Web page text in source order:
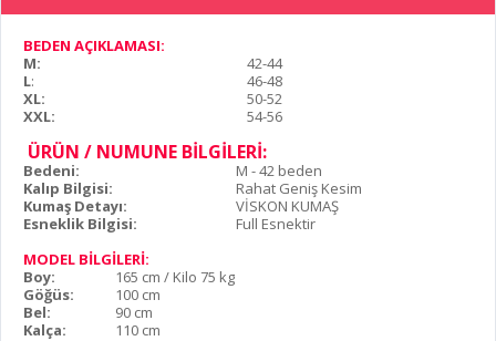
BEDEN AÇIKLAMASI:
M:
42-44
L:
46-48
XL:
50-52
XXL:
54-56
ÜRÜN / NUMUNE BİLGİLERİ:
Bedeni:
M - 42 beden
Kalıp Bilgisi:
Rahat Geniş Kesim
Kumaş Detayı:
VİSKON KUMAŞ
Esneklik Bilgisi:
Full Esnektir
MODEL BİLGİLERİ:
Boy:
165 cm / Kilo 75 kg
Göğüs:
100 cm
Bel:
90 cm
Kalça:
110 cm